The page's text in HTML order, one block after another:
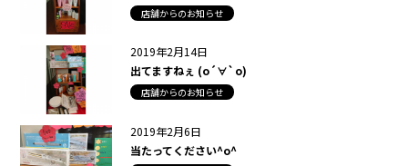
店舗からのお知らせ
2019年2月14日
出てますねぇ (о´∀`о)
店舗からのお知らせ
2019年2月6日
当たってください^o^